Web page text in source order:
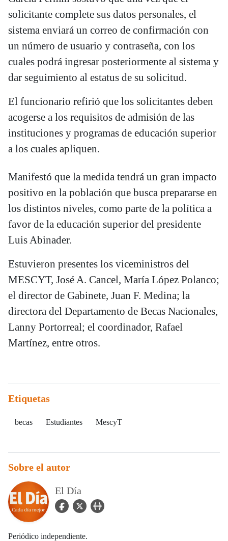
solicitante complete sus datos personales, el
sistema enviará un correo de confirmación con
un número de usuario y contraseña, con los
cuales podrá ingresar posteriormente al sistema y
dar seguimiento al estatus de su solicitud.
El funcionario refirió que los solicitantes deben
acogerse a los requisitos de admisión de las
instituciones y programas de educación superior
a los cuales apliquen.
Manifestó que la medida tendrá un gran impacto
positivo en la población que busca prepararse en
los distintos niveles, como parte de la política a
favor de la educación superior del presidente
Luis Abinader.
Estuvieron presentes los viceministros del
MESCYT, José A. Cancel, María López Polanco;
el director de Gabinete, Juan F. Medina; la
directora del Departamento de Becas Nacionales,
Lanny Portorreal; el coordinador, Rafael
Martínez, entre otros.
Etiquetas
becas Estudiantes MescyT
Sobre el autor
El Día
facebook Icon
twitter Iconuser_url Icon
Periódico independiente.